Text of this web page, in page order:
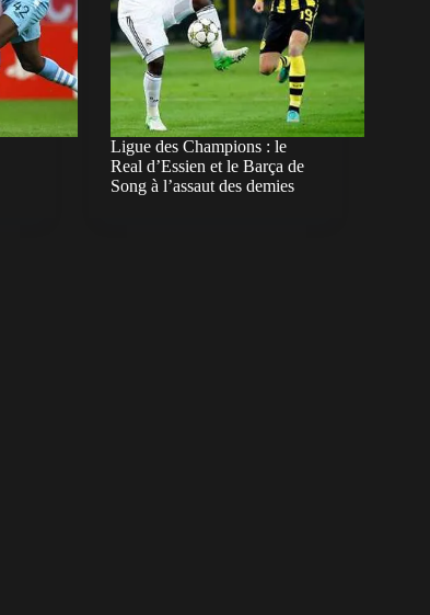
Ligue des Champions : le
Real d’Essien et le Barça de
Song à l’assaut des demies